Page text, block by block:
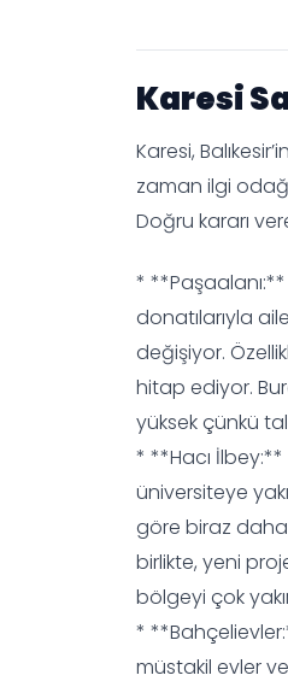
Karesi
Karesi,
zaman ilgi
Doğru kararı
*
donatılarıyla
değişiyor.
hitap ediyor.
yüksek çünkü
* **Hacı
üniversiteye
göre biraz daha
birlikte, yeni
bölgeyi çok
*
müstakil evler